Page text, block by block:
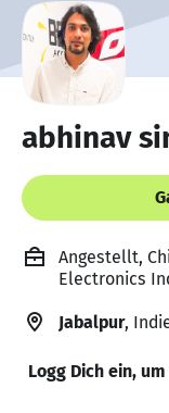
abhinav
Angestellt,
Electronics
Jabalpur,
Logg Dich ein,